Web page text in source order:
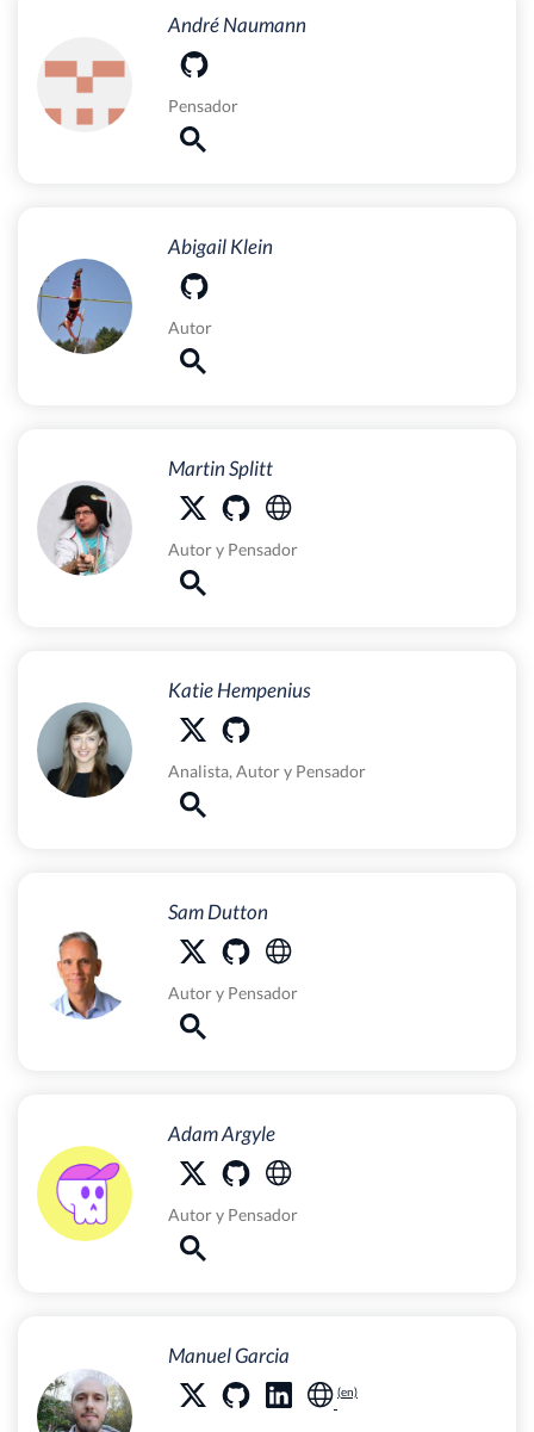
André Naumann
Pensador
Abigail Klein
Autor
Martin Splitt
Autory Pensador
Katie Hempenius
Analista, Autory Pensador
Sam Dutton
Autory Pensador
Adam Argyle
Autory Pensador
Manuel Garcia